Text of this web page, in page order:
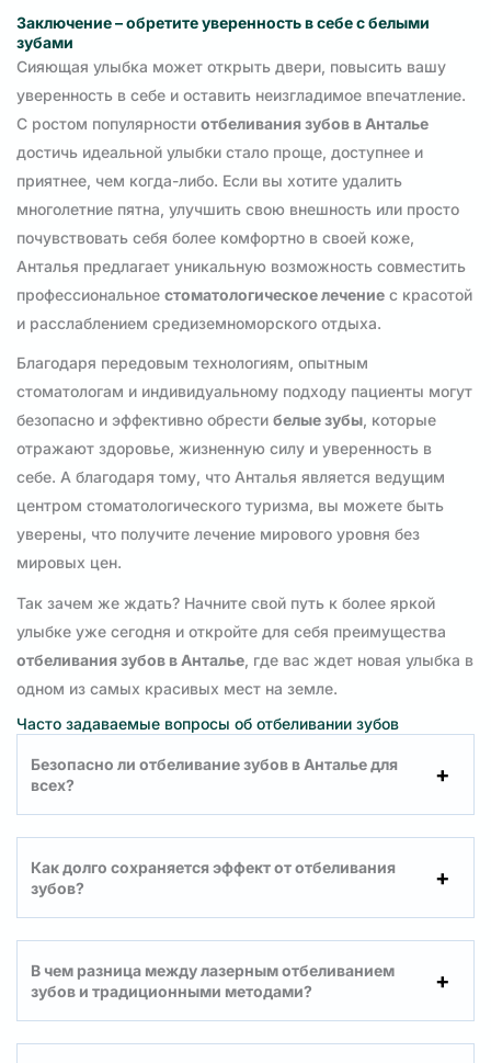
Заключение – обретите уверенность в себе с белыми
зубами
Сияющая улыбка может открыть двери, повысить вашу
уверенность в себе и оставить неизгладимое впечатление.
С ростом популярности отбеливания зубов в Анталье
достичь идеальной улыбки стало проще, доступнее и
приятнее, чем когда-либо. Если вы хотите удалить
многолетние пятна, улучшить свою внешность или просто
почувствовать себя более комфортно в своей коже,
Анталья предлагает уникальную возможность совместить
профессиональное стоматологическое лечение с красотой
и расслаблением средиземноморского отдыха.
Благодаря передовым технологиям, опытным
стоматологам и индивидуальному подходу пациенты могут
безопасно и эффективно обрести белые зубы, которые
отражают здоровье, жизненную силу и уверенность в
себе. А благодаря тому, что Анталья является ведущим
центром стоматологического туризма, вы можете быть
уверены, что получите лечение мирового уровня без
мировых цен.
Так зачем же ждать? Начните свой путь к более яркой
улыбке уже сегодня и откройте для себя преимущества
отбеливания зубов в Анталье, где вас ждет новая улыбка в
одном из самых красивых мест на земле.
Часто задаваемые вопросы об отбеливании зубов
Безопасно ли отбеливание зубов в Анталье для
всех?
Как долго сохраняется эффект от отбеливания
зубов?
В чем разница между лазерным отбеливанием
зубов и традиционными методами?